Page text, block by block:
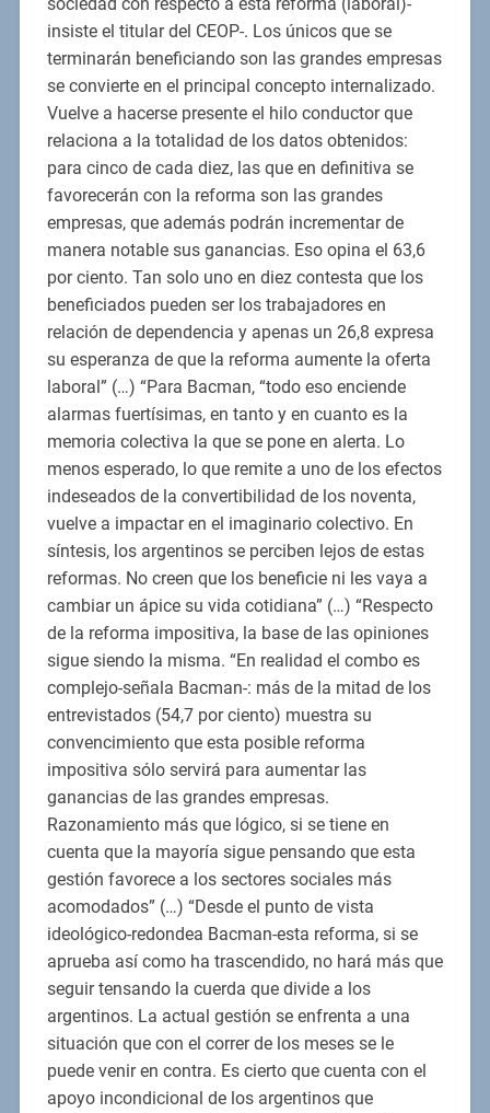
insiste el titular del CEOP-. Los únicos que se
terminarán beneficiando son las grandes empresas
se convierte en el principal concepto internalizado.
Vuelve a hacerse presente el hilo conductor que
relaciona a la totalidad de los datos obtenidos:
para cinco de cada diez, las que en definitiva se
favorecerán con la reforma son las grandes
empresas, que además podrán incrementar de
manera notable sus ganancias. Eso opina el 63,6
por ciento. Tan solo uno en diez contesta que los
beneficiados pueden ser los trabajadores en
relación de dependencia y apenas un 26,8 expresa
su esperanza de que la reforma aumente la oferta
laboral” (…) “Para Bacman, “todo eso enciende
alarmas fuertísimas, en tanto y en cuanto es la
memoria colectiva la que se pone en alerta. Lo
menos esperado, lo que remite a uno de los efectos
indeseados de la convertibilidad de los noventa,
vuelve a impactar en el imaginario colectivo. En
síntesis, los argentinos se perciben lejos de estas
reformas. No creen que los beneficie ni les vaya a
cambiar un ápice su vida cotidiana” (…) “Respecto
de la reforma impositiva, la base de las opiniones
sigue siendo la misma. “En realidad el combo es
complejo-señala Bacman-: más de la mitad de los
entrevistados (54,7 por ciento) muestra su
convencimiento que esta posible reforma
impositiva sólo servirá para aumentar las
ganancias de las grandes empresas.
Razonamiento más que lógico, si se tiene en
cuenta que la mayoría sigue pensando que esta
gestión favorece a los sectores sociales más
acomodados” (…) “Desde el punto de vista
ideológico-redondea Bacman-esta reforma, si se
aprueba así como ha trascendido, no hará más que
seguir tensando la cuerda que divide a los
argentinos. La actual gestión se enfrenta a una
situación que con el correr de los meses se le
puede venir en contra. Es cierto que cuenta con el
apoyo incondicional de los argentinos que